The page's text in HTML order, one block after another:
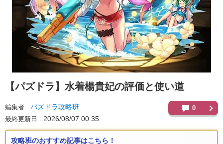
【パズドラ】 水着楊貴妃の評価と使い道
編集者 パズドラ攻略班
最終更新日 2026/08/07 00:35
0
攻略班のおすすめ記事はこちら！